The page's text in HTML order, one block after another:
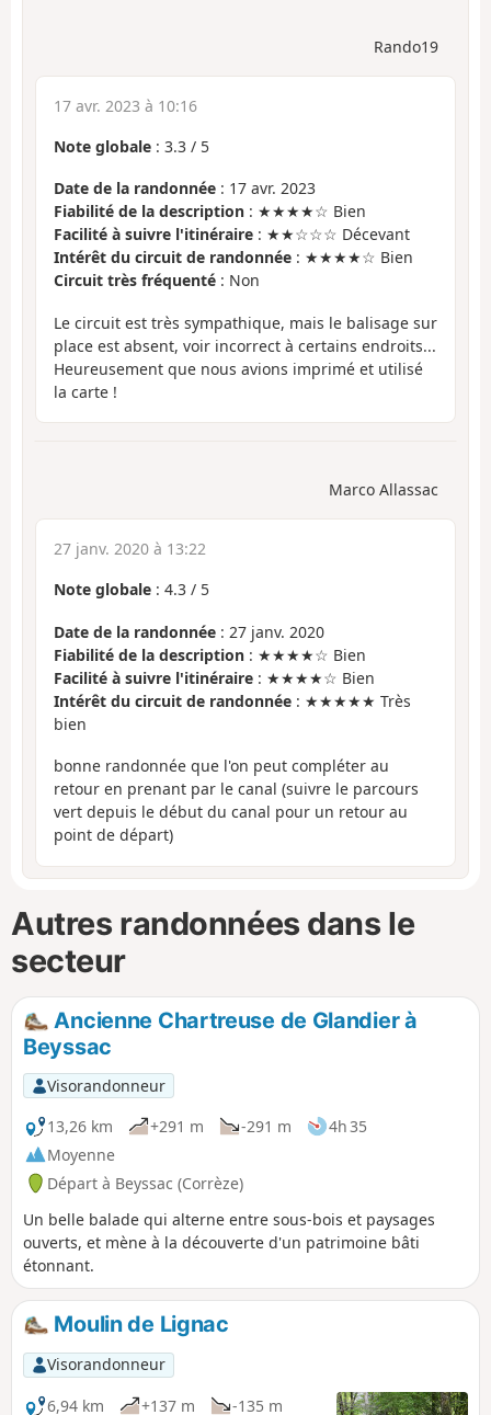
Rando19
17 avr. 2023 à 10:16
Note globale : 3.3 / 5
Date de la randonnée : 17 avr. 2023
Fiabilité de la description : ★★★★☆ Bien
Facilité à suivre l'itinéraire : ★★☆☆☆ Décevant
Intérêt du circuit de randonnée : ★★★★☆ Bien
Circuit très fréquenté : Non
Le circuit est très sympathique, mais le balisage sur
place est absent, voir incorrect à certains endroits...
Heureusement que nous avions imprimé et utilisé
la carte !
Marco Allassac
27 janv. 2020 à 13:22
Note globale : 4.3 / 5
Date de la randonnée : 27 janv. 2020
Fiabilité de la description : ★★★★☆ Bien
Facilité à suivre l'itinéraire : ★★★★☆ Bien
Intérêt du circuit de randonnée : ★★★★★ Très
bien
bonne randonnée que l'on peut compléter au
retour en prenant par le canal (suivre le parcours
vert depuis le début du canal pour un retour au
point de départ)
Autres randonnées dans le
secteur
Ancienne Chartreuse de Glandier à
Beyssac
Visorandonneur
13,26 km
+291 m -291 m
4h 35
Moyenne
Départ à Beyssac (Corrèze)
Un belle balade qui alterne entre sous-bois et paysages
ouverts, et mène à la découverte d'un patrimoine bâti
étonnant.
Moulin de Lignac
Visorandonneur
6,94 km
+137 m -135 m